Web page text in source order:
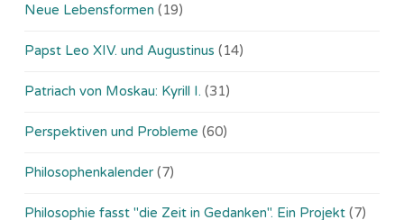
Neue Lebensformen (19)
Papst Leo XIV. und Augustinus (14)
Patriach von Moskau: Kyrill I. (31)
Perspektiven und Probleme (60)
Philosophenkalender (7)
Philosophie fasst "die Zeit in Gedanken". Ein Projekt (7)